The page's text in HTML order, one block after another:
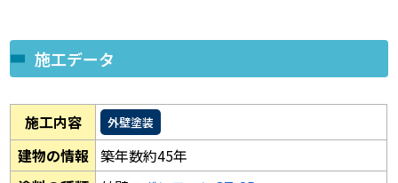
施工データ
施工内容 外壁塗装
建物の情報 築年数約45年